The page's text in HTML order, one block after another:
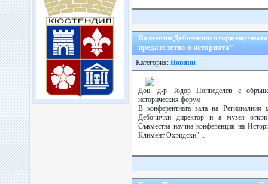
Валентин Дебочички откри
предателство в историята”
Категория: Новини
Доц. д-р Тодор Попнеделев с
историческия форум
В конферентната зала на Регионалния
Дебочички директор н а музея
Съвместна научна конференция на
Климент Охридски"...